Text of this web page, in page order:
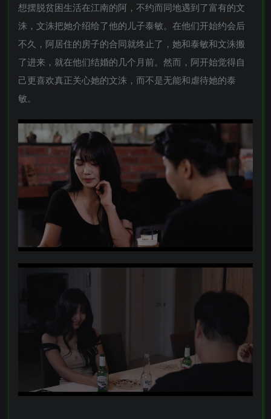
想摆脱贫困生活在江南的阿，不约而同地遇到了富有的文
洙，文洙把她介绍给了他的儿子泰敏。在他们开始约会后
不久，阿居住的房子的合同就终止了，她和泰敏和文洙搬
了进来，就在他们结婚的几个月前。然而，阿开始觉得自
己更喜欢真正关心她的文洙，而不是无能和虐待她的泰
敏。